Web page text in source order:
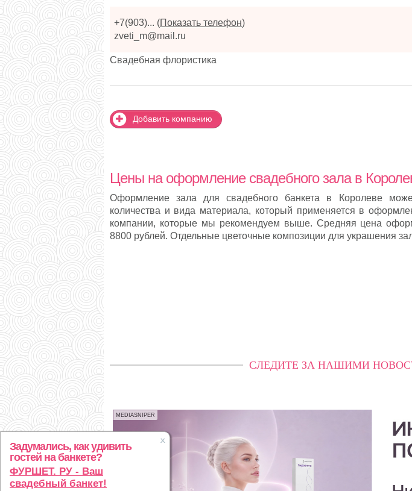
+7(903)... (Показать телефон)
zveti_m@mail.ru
Свадебная флористикa
Добавить компанию
Цены на оформление свадебного зала в
Оформление зала для свадебного банкета в Королеве
количества и вида материала, который применяется в
компании, которые мы рекомендуем выше. Средняя цена
8800 рублей. Отдельные цветочные композиции для украшения
Задумались, как удивить
гостей на банкете?
ФУРШЕТ. РУ - Ваш
свадебный банкет!
СЛЕДИТЕ ЗА НАШИМИ
MEDIASNIPER